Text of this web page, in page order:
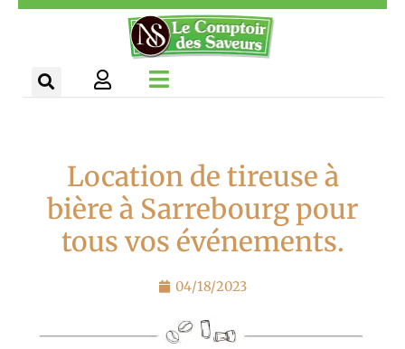
Aller
Location de tireuse à
bière à Sarrebourg pour
tous vos événements.
04/18/2023
Panneau de gestion des cookies